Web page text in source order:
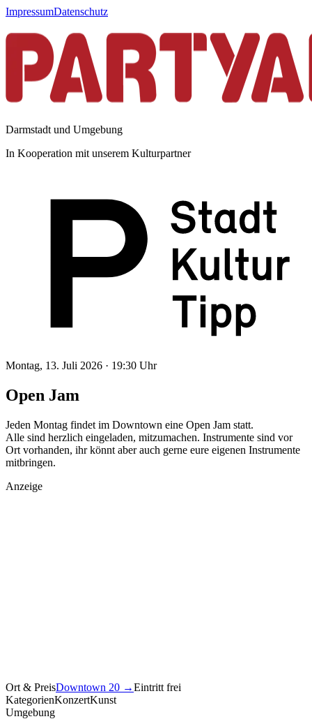
ImpressumDatenschutz
Darmstadt und Umgebung
In Kooperation mit unserem Kulturpartner
Montag, 13. Juli 2026 · 19:30 Uhr
Open Jam
Jeden Montag findet im Downtown eine Open Jam statt.
Alle sind herzlich eingeladen, mitzumachen. Instrumente sind vor
Ort vorhanden, ihr könnt aber auch gerne eure eigenen Instrumente
mitbringen.
Anzeige
Ort & PreisDowntown 20 →Eintritt frei
KategorienKonzertKunst
Umgebung